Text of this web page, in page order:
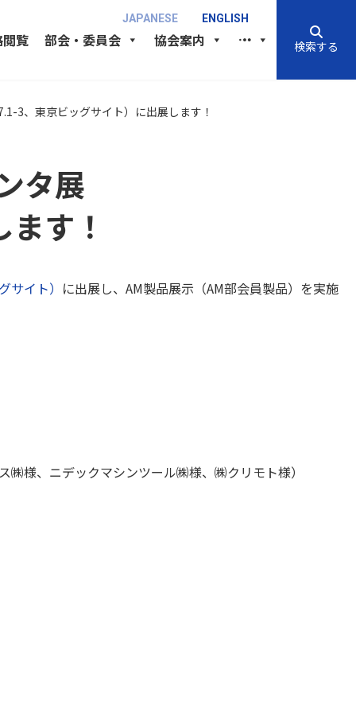
JAPANESE ENGLISH
検索する
覧 部会・委員会 協会案内
3、東京ビッグサイト）に出展します！
タ展
す！
イト） に出展し、AM製品展示（AM部会員製品）を実施
様、ニデックマシンツール㈱様、㈱クリモト様）